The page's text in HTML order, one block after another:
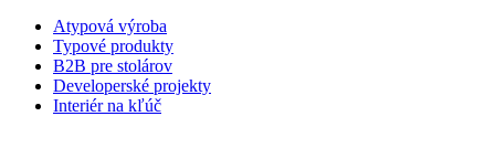
Atypová výroba
Typové produkty
B2B pre stolárov
Developerské projekty
Interiér na kľúč